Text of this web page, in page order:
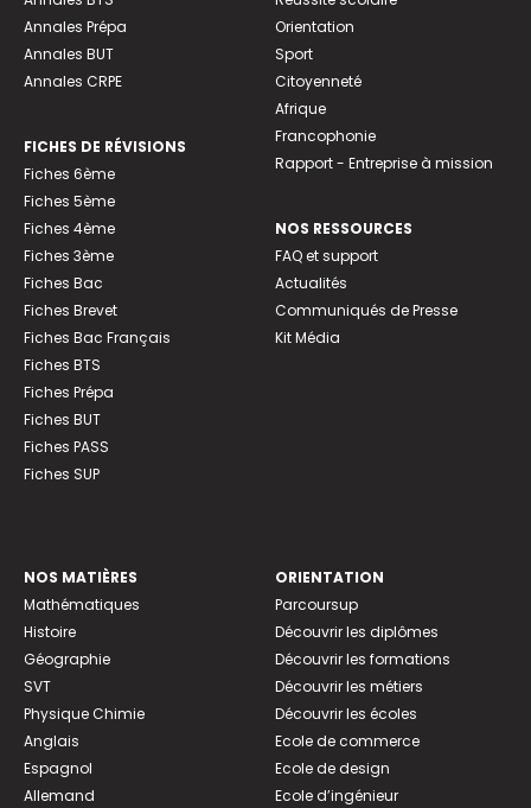
Annales Prépa
Annales BUT
Annales CRPE
FICHES DE RÉVISIONS
Fiches 6ème
Fiches 5ème
Fiches 4ème
Fiches 3ème
Fiches Bac
Fiches Brevet
Fiches Bac Français
Fiches BTS
Fiches Prépa
Fiches BUT
Fiches PASS
Fiches SUP
Orientation
Sport
Citoyenneté
Afrique
Francophonie
Rapport - Entreprise à mission
NOS RESSOURCES
FAQ et support
Actualités
Communiqués de Presse
Kit Média
NOS MATIÈRES
Mathématiques
Histoire
Géographie
SVT
Physique Chimie
Anglais
Espagnol
Allemand
ORIENTATION
Parcoursup
Découvrir les diplômes
Découvrir les formations
Découvrir les métiers
Découvrir les écoles
Ecole de commerce
Ecole de design
Ecole d’ingénieur